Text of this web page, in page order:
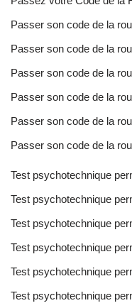
Passer son code de la
Passer son code de la
Passer son code de la
Passer son code de la
Passer son code de la
Passer son code de la
Test psychotechnique
Test psychotechnique
Test psychotechnique
Test psychotechnique
Test psychotechnique
Test psychotechnique